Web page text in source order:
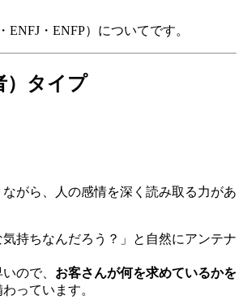
ENFJ・ENFP）についてです。
）タイプ
がら、人の感情を深く読み取る力があ
気持ちなんだろう？」と自然にアンテナ
ので、 お客さんが何を求めているかを
っています。